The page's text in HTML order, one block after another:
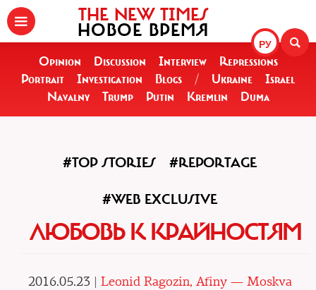
РУ
THE NEW TIMES
НОВОЕ ВРЕМЯ
Opinion Discussion Interview
Repressions
Portrait
Investigation Blogs / Ukraine
Israel
Navalny
Trump Putin Kremlin Duma
#TOP STORIES #REPORTAGE
#WEB EXCLUSIVE
ЛЮБОВЬ К КРАЙНОСТЯМ
2016.05.23 | Leonid Ragozin, Afiny — Moskva